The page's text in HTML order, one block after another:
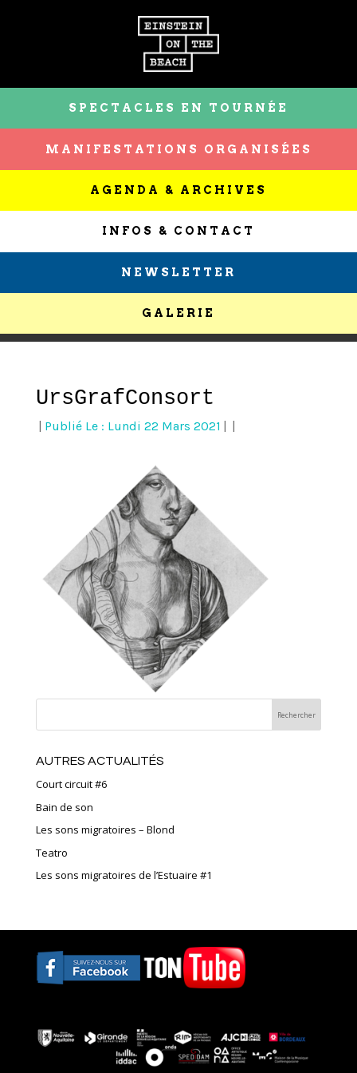
SPECTACLES EN TOURNÉE
MANIFESTATIONS ORGANISÉES
AGENDA & ARCHIVES
INFOS & CONTACT
NEWSLETTER
GALERIE
UrsGrafConsort
Publié Le : Lundi 22 Mars 2021
AUTRES ACTUALITÉS
Court circuit #6
Bain de son
Les sons migratoires – Blond
Teatro
Les sons migratoires de l’Estuaire #1